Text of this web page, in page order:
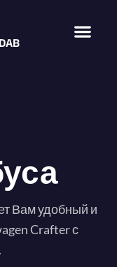
Вам удобный и
Crafter с